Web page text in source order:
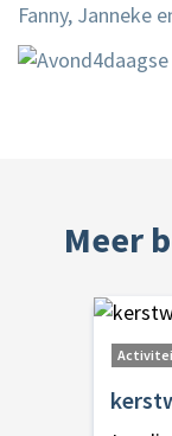
Fanny, Janneke
Meer